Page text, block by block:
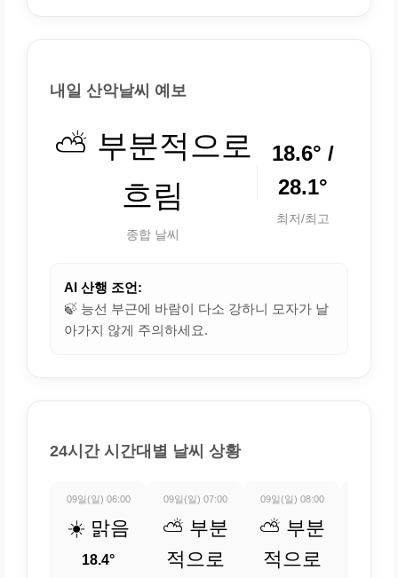
내일 산악날씨 예보
⛅ 부분적으로
흐림
종합 날씨
18.6° /
28.1°
최저/최고
AI 산행 조언:
🍃 능선 부근에 바람이 다소 강하니 모자가 날
아가지 않게 주의하세요.
24시간 시간대별 날씨 상황
09일(일) 06:00
☀️ 맑음
18.4°
09일(일) 07:00
⛅ 부분
적으로
09일(일) 08:00
⛅ 부분
적으로